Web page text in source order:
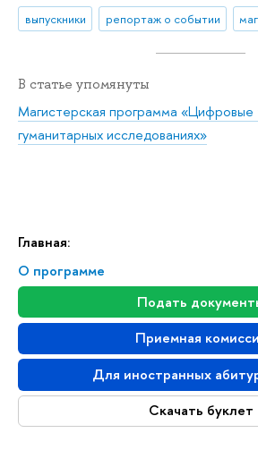
Главная:
О программе
Подать
Приемная
Для иностранных
Скачать буклет
выпускники репортаж о событии
В статье упомянуты
Магистерская программа «Цифровые
гуманитарных исследованиях»